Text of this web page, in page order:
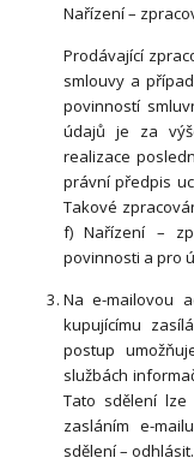
Nařízení –
Prodávající
smlouvy a
povinností
údajů je za
realizace
právní předpis
Takové
f) Nařízení –
povinnosti a pro
Na e-mailovou
kupujícímu
postup
službách
Tato sdělení lze
zasláním e-
sdělení – odhlásit.